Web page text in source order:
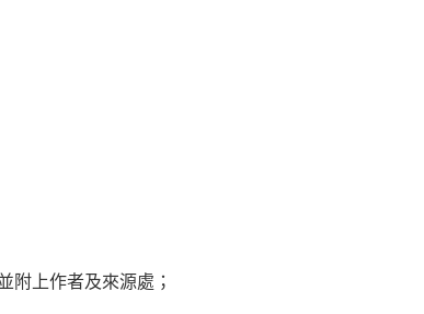
附上作者及來源處；